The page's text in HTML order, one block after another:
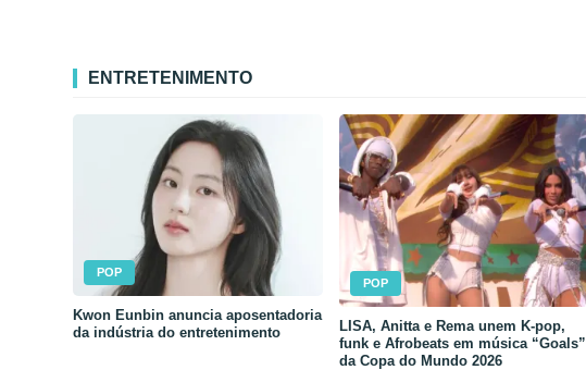
ENTRETENIMENTO
POP
Kwon Eunbin anuncia aposentadoria
da indústria do entretenimento
POP
LISA, Anitta e Rema unem K-pop,
funk e Afrobeats em música “Goals”
da Copa do Mundo 2026